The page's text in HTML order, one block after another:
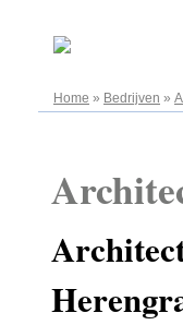
Home » Bedrijven »